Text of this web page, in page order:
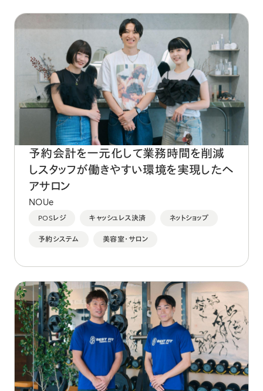
予約会計を一元化して業務時間を削減
しスタッフが働きやすい環境を実現したヘ
アサロン
NOUe
POSレジ キャッシュレス決済 ネットショップ
予約システム 美容室・サロン